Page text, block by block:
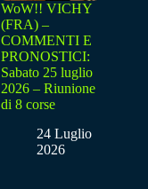
WoW!! VICHY
(FRA) –
COMMENTI E
PRONOSTICI:
Sabato 25 luglio
2026 – Riunione
di 8 corse
24 Luglio
2026